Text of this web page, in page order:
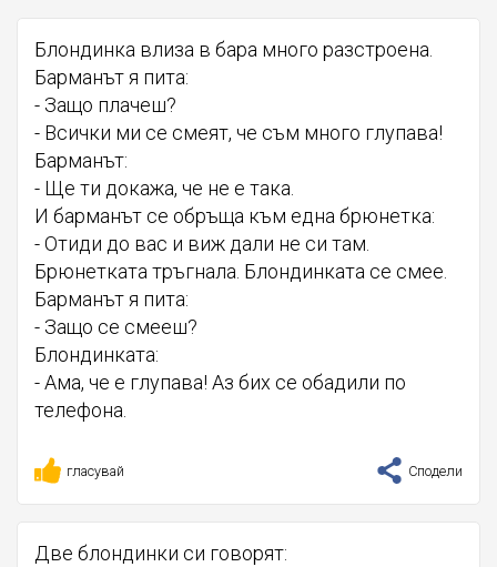
Блондинка влиза в бара много разстроена.
Барманът я пита:
- Защо плачеш?
- Всички ми се смеят, че съм много глупава!
Барманът:
- Ще ти докажа, че не е така.
И барманът се обръща към една брюнетка:
- Отиди до вас и виж дали не си там.
Брюнетката тръгнала. Блондинката се смее.
Барманът я пита:
- Защо се смееш?
Блондинката:
- Ама, че е глупава! Аз бих се обадили по
телефона.
гласувай Сподели
Две блондинки си говорят: